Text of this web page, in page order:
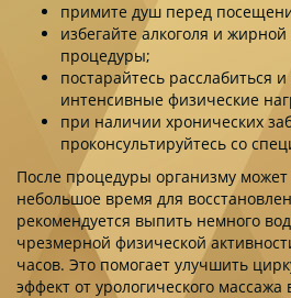
примите душ перед
избегайте алкоголя и
процедуры;
постарайтесь расслабиться
интенсивные физические
при наличии хронических
проконсультируйтесь со
После процедуры организму может
небольшое время для
рекомендуется выпить немного
чрезмерной физической
часов. Это помогает улучшить
эффект от урологического массажа